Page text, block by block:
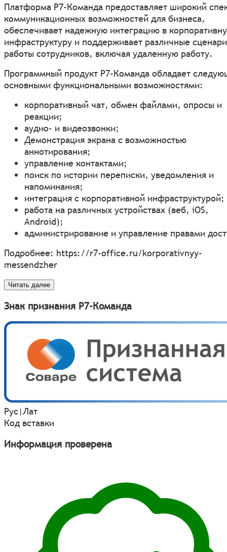
Платформа P7-Команда предоставляет широкий
коммуникационных возможностей для бизнеса,
обеспечивает надежную интеграцию в
инфраструктуру и поддерживает различные
работы сотрудников, включая удаленную работу.
Программный продукт P7-Команда обладает
основными функциональными возможностями:
корпоративный чат, обмен файлами, опросы и
реакции;
аудио- и видеозвонки;
Демонстрация экрана с возможностью
аннотирования;
управление контактами;
поиск по истории переписки, уведомления и
напоминания;
интеграция с корпоративной инфраструктурой;
работа на различных устройствах (веб, iOS,
Android);
администрирование и управление правами
Подробнее: https://r7-office.ru/korporativnyy-
messendzher
Читать далее
Знак признания Р7-Команда
Рус|Лат
Код вставки
Информация проверена